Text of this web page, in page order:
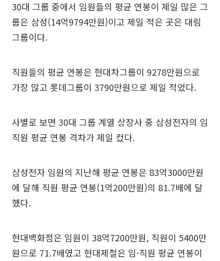
30대 그룹 중에서 임원들의 평균 연봉이 제일 많은 그
룹은 삼성(14억9794만원)이고 제일 적은 곳은 대림
그룹이다.
직원들의 평균 연봉은 현대차그룹이 9278만원으로
가장 많고 롯데그룹이 3790만원으로 제일 적었다.
사별로 보면 30대 그룹 계열 상장사 중 삼성전자의 임
직원 평균 연봉 격차가 제일 컸다.
삼성전자 임원의 지난해 평균 연봉은 83억3000만원
에 달해 직원 평균 연봉(1억200만원)의 81.7배에 달
했다.
현대백화점은 임원이 38억7200만원, 직원이 5400만
원으로 71.7배였고 현대제철은 임·직원 평균 연봉이